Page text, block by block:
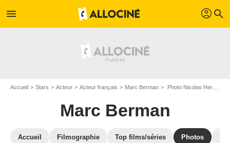
menu profil search
Accueil Stars Acteur Acteur français Marc Berman Photo Nicolas Herman, Léa Bosco, Delphine Rich, Marc Berman
Marc Berman
Accueil Filmographie Top films/séries Photos